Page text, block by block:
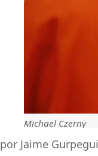
Michael Czerny
por Jaime Gurpegui